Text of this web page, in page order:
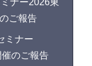
ナー2026東
ご報告
ミナー
のご報告